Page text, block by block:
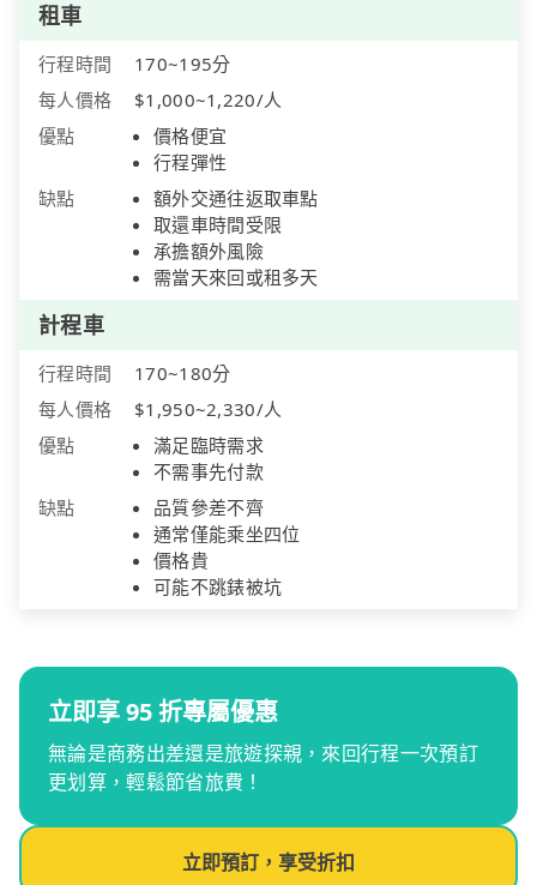
租車
行程時間
170~195分
每人價格
$1,000~1,220/人
優點
價格便宜
行程彈性
缺點
額外交通往返取車點
取還車時間受限
承擔額外風險
需當天來回或租多天
計程車
行程時間
170~180分
每人價格
$1,950~2,330/人
優點
滿足臨時需求
不需事先付款
缺點
品質參差不齊
通常僅能乘坐四位
價格貴
可能不跳錶被坑
立即享 95 折專屬優惠
無論是商務出差還是旅遊探親，來回行程一次預訂
更划算，輕鬆節省旅費！
立即預訂，享受折扣